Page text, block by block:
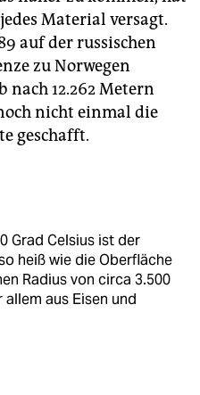
Material versagt.
auf der russischen
zu Norwegen
nach 12.262 Metern
nicht einmal die
geschafft.
Grad Celsius ist der
heiß wie die Oberfläche
Radius von circa 3.500
aus Eisen und